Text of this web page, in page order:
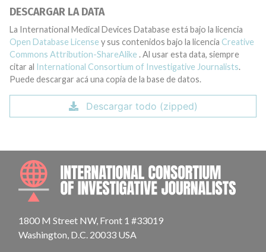
DESCARGAR LA DATA
La International Medical Devices Database está bajo la licencia
Open Database License y sus contenidos bajo la licencia Creative
Commons Attribution-ShareAlike . Al usar esta data, siempre
citar al International Consortium of Investigative Journalists.
Puede descargar acá una copia de la base de datos.
Descargar todo (zipped)
1800 M Street NW, Front 1 #33019
Washington, D.C. 20033 USA